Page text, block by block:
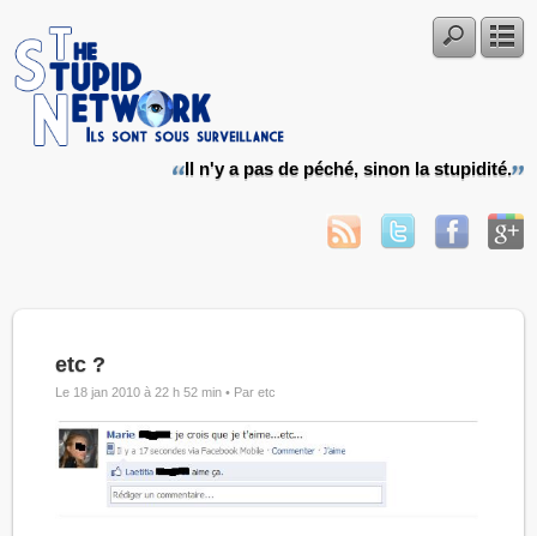
Il n'y a pas de péché, sinon la stupidité.
etc ?
Le 18 jan 2010 à 22 h 52 min • Par etc